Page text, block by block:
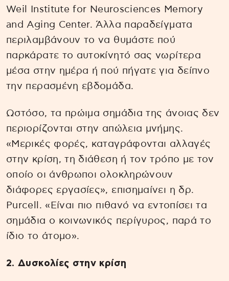
Weil Institute for Neurosciences Memory
and Aging Center. Άλλα παραδείγματα
περιλαμβάνουν το να θυμάστε πού
παρκάρατε το αυτοκίνητό σας νωρίτερα
μέσα στην ημέρα ή πού πήγατε για δείπνο
την περασμένη εβδομάδα.
Ωστόσο, τα πρώιμα σημάδια της άνοιας δεν
περιορίζονται στην απώλεια μνήμης.
«Μερικές φορές, καταγράφονται αλλαγές
στην κρίση, τη διάθεση ή τον τρόπο με τον
οποίο οι άνθρωποι ολοκληρώνουν
διάφορες εργασίες», επισημαίνει η δρ.
Purcell. «Είναι πιο πιθανό να εντοπίσει τα
σημάδια ο κοινωνικός περίγυρος, παρά το
ίδιο το άτομο».
2. Δυσκολίες στην κρίση